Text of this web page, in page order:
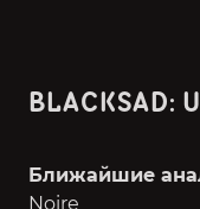
BLACKSAD:
Ближайшие
Noire